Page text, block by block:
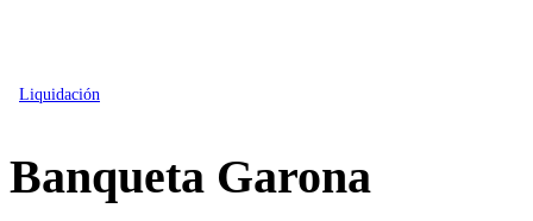
Liquidación
Banqueta Garona